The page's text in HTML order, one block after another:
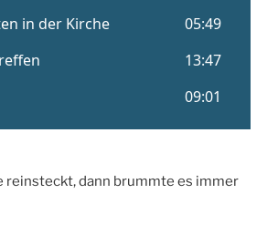
reinsteckt, dann brummte es immer